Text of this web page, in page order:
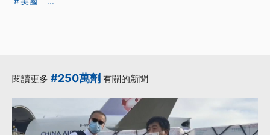
閱讀更多 #250萬劑 有關的新聞